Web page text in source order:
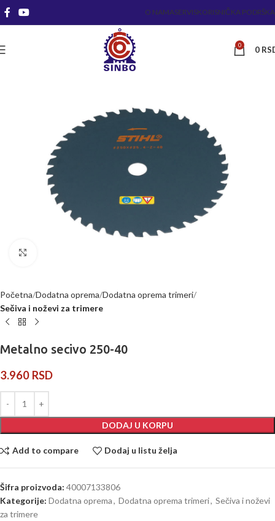
O NAMASERVISKORISNIČKA PODRŠKA
0 0
Početna Dodatna oprema Dodatna oprema trimeri
Sečiva i noževi za trimere
Metalno secivo 250-40
3.960 RSD
DODAJ U KORPU
Add to compare Dodaj u listu želja
Šifra proizvoda: 40007133806
Kategorije: Dodatna oprema, Dodatna oprema trimeri, Sečiva i noževi
za trimere